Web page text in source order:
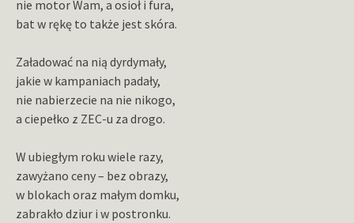
nie motor Wam, a osioł i fura,
bat w rękę to także jest skóra.
Załadować na nią dyrdymały,
jakie w kampaniach padały,
nie nabierzecie na nie nikogo,
a ciepełko z ZEC-u za drogo.
W ubiegłym roku wiele razy,
zawyżano ceny – bez obrazy,
w blokach oraz małym domku,
zabrakło dziur i w postronku.